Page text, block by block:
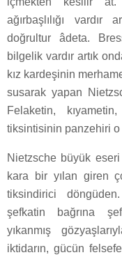
ağırbaşlılığı vardır
doğrultur âdeta.
bilgelik vardır artık
kız kardeşinin
susarak yapan
Felaketin,
tiksintisinin panzehiri o
Nietzsche büyük
kara bir yılan giren
tiksindirici
şefkatin bağrına
yıkanmış
iktidarın, gücün